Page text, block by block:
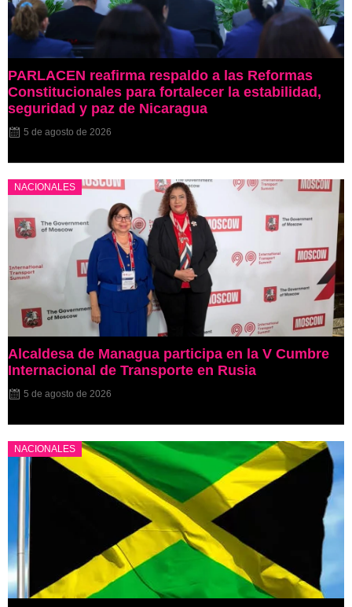
PARLACEN reafirma respaldo a las Reformas
Constitucionales para fortalecer la estabilidad,
seguridad y paz de Nicaragua
5 de agosto de 2026
NACIONALES
Alcaldesa de Managua participa en la V Cumbre
Internacional de Transporte en Rusia
5 de agosto de 2026
NACIONALES